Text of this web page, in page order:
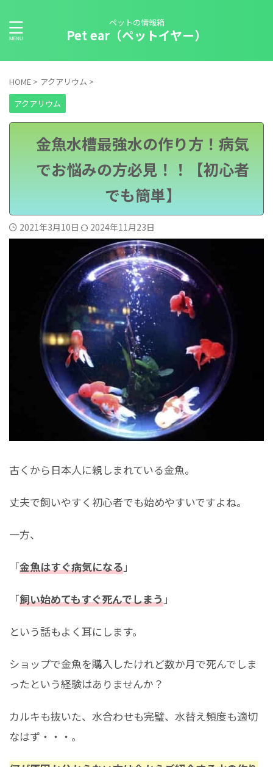
ペットの情報箱
Pet ear（ペットイヤー）
HOME > アクアリウム >
アクアリウム
金魚水槽最強水の作り方！病気
でお悩みの方必見！！【初心者
でも簡単】
2021年3月10日 2024年11月23日
古くから日本人に親しまれている金魚。
丈夫で飼いやすく初心者でも始めやすいですよね。
一方、
「金魚はすぐ病気になる」
「飼い始めてもすぐ死んでしまう」
という話もよく耳にします。
ショップで金魚を購入したけれど数か月で死んでしま
ったという経験はありませんか？
カルキも抜いた、水合わせも完璧、水替え頻度も適切
なはず・・・。